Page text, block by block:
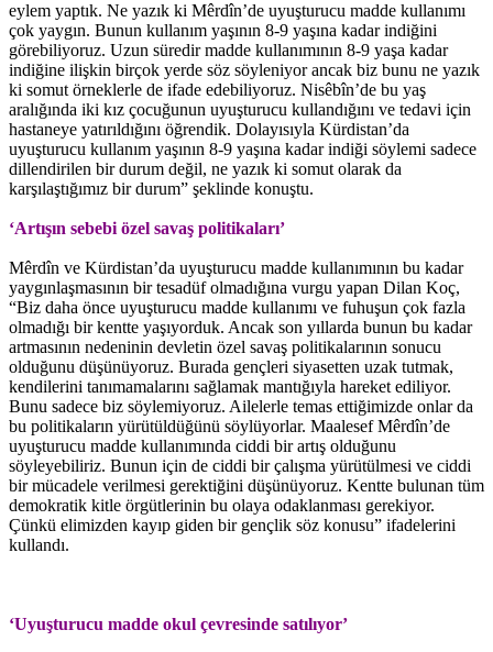
eylem yaptık. Ne yazık ki Mêrdîn’de uyuşturucu madde kullanımı
çok yaygın. Bunun kullanım yaşının 8-9 yaşına kadar indiğini
görebiliyoruz. Uzun süredir madde kullanımının 8-9 yaşa kadar
indiğine ilişkin birçok yerde söz söyleniyor ancak biz bunu ne yazık
ki somut örneklerle de ifade edebiliyoruz. Nisêbîn’de bu yaş
aralığında iki kız çocuğunun uyuşturucu kullandığını ve tedavi için
hastaneye yatırıldığını öğrendik. Dolayısıyla Kürdistan’da
uyuşturucu kullanım yaşının 8-9 yaşına kadar indiği söylemi sadece
dillendirilen bir durum değil, ne yazık ki somut olarak da
karşılaştığımız bir durum” şeklinde konuştu.
‘Artışın sebebi özel savaş politikaları’
Mêrdîn ve Kürdistan’da uyuşturucu madde kullanımının bu kadar
yaygınlaşmasının bir tesadüf olmadığına vurgu yapan Dilan Koç,
“Biz daha önce uyuşturucu madde kullanımı ve fuhuşun çok fazla
olmadığı bir kentte yaşıyorduk. Ancak son yıllarda bunun bu kadar
artmasının nedeninin devletin özel savaş politikalarının sonucu
olduğunu düşünüyoruz. Burada gençleri siyasetten uzak tutmak,
kendilerini tanımamalarını sağlamak mantığıyla hareket ediliyor.
Bunu sadece biz söylemiyoruz. Ailelerle temas ettiğimizde onlar da
bu politikaların yürütüldüğünü söylüyorlar. Maalesef Mêrdîn’de
uyuşturucu madde kullanımında ciddi bir artış olduğunu
söyleyebiliriz. Bunun için de ciddi bir çalışma yürütülmesi ve ciddi
bir mücadele verilmesi gerektiğini düşünüyoruz. Kentte bulunan tüm
demokratik kitle örgütlerinin bu olaya odaklanması gerekiyor.
Çünkü elimizden kayıp giden bir gençlik söz konusu” ifadelerini
kullandı.
‘Uyuşturucu madde okul çevresinde satılıyor’